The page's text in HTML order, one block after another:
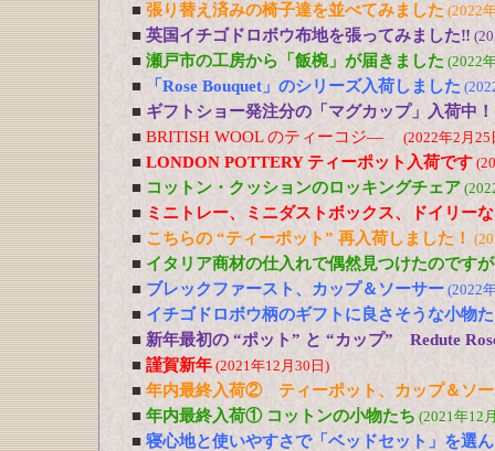
■ 張り替え済みの椅子達を並べてみました (2022
■ 英国イチゴドロボウ布地を張ってみました‼
■ 瀬戸市の工房から「飯椀」が届きました (2022
■ 「Rose Bouquet」のシリーズ入荷しました
■ ギフトショー発注分の「マグカップ」入荷中！
■ BRITISH WOOL のティーコジ― (2022年2月25
■ LONDON POTTERY ティーポット入荷です
■ コットン・クッションのロッキングチェア
■ ミニトレー、ミニダストボックス、ドイリー
■ こちらの “ティーポット” 再入荷しました！
■ イタリア商材の仕入れで偶然見つけたのです
■ ブレックファースト、カップ＆ソーサー (2022
■ イチゴドロボウ柄のギフトに良さそうな小物
■ 新年最初の “ポット” と “カップ” Redute
■ 謹賀新年 (2021年12月30日)
■ 年内最終入荷② ティーポット、カップ＆ソー
■ 年内最終入荷① コットンの小物たち (2021年12
■ 寝心地と使いやすさで「ベッドセット」を選